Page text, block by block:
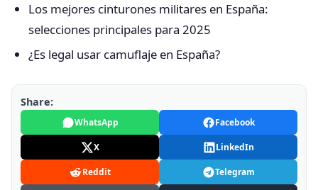
Los mejores cinturones militares en España:
selecciones principales para 2025
¿Es legal usar camuflaje en España?
Share:
WhatsApp Facebook
X LinkedIn
Reddit Telegram